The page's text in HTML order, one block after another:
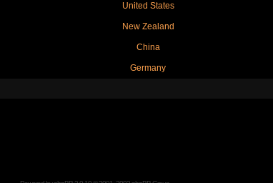
United States
New Zealand
China
Germany